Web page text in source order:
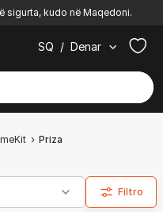
sigurta, kudo në Maqedoni.
SQ / Denar
Priza
Filtro